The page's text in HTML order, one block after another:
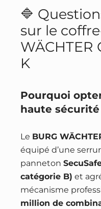
🔷
sur le
WÄCHTER
K
Pourquoi
haute sécurité
Le BURG
équipé d’une
panneton
catégorie B) et
mécanisme
million de